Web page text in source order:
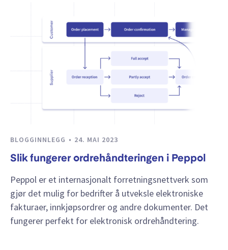
BLOGGINNLEGG 24. MAI 2023
Slik fungerer ordrehåndteringen i Peppol
Peppol er et internasjonalt forretningsnettverk som
gjør det mulig for bedrifter å utveksle elektroniske
fakturaer, innkjøpsordrer og andre dokumenter. Det
fungerer perfekt for elektronisk ordrehåndtering.